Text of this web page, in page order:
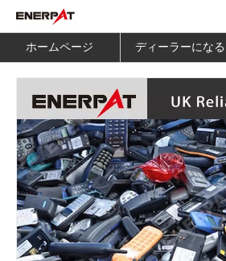
ホームページ ディーラーになる